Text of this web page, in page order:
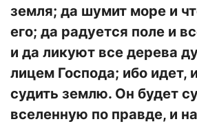
земля; да шумит море и
его; да радуется поле и
и да ликуют все дерева
лицем Господа; ибо идет,
судить землю. Он будет
вселенную по правде, и